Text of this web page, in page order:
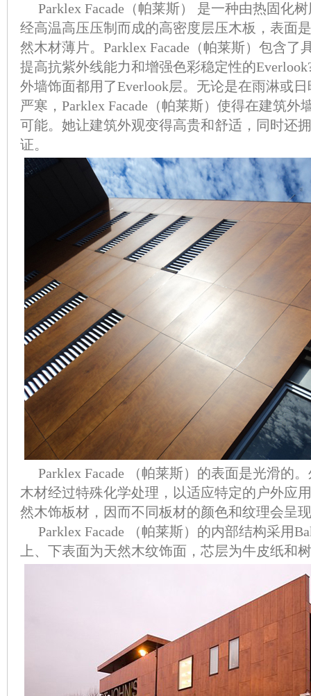
Parklex Facade（帕莱斯） 是一种由热固化
经高温高压压制而成的高密度层压木板，表面
然木材薄片。Parklex Facade（帕莱斯）包含了
提高抗紫外线能力和增强色彩稳定性的
外墙饰面都用了Everlook层。无论是在雨淋或
严寒，Parklex Facade（帕莱斯）使得在建筑外
可能。她让建筑外观变得高贵和舒适，同时还
证。
Parklex Facade （帕莱斯）的表面是光滑的
木材经过特殊化学处理，以适应特定的户外应
然木饰板材，因而不同板材的颜色和纹理会呈
Parklex Facade （帕莱斯）的内部结构采用
上、下表面为天然木纹饰面，芯层为牛皮纸和